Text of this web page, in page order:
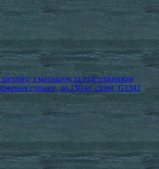
з матрацом та підголівником
спинки, до 150 кг, сірий, G1342